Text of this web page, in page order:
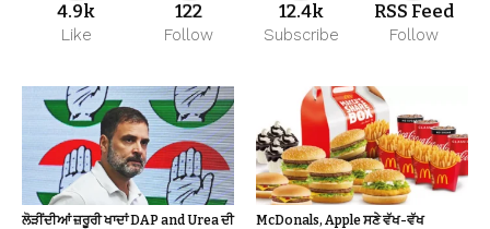
4.9k
Like
122
Follow
12.4k
Subscribe
RSS Feed
Follow
ਲੋੜੀਂਦੀਆਂ ਜ਼ਰੂਰੀ ਖਾਦਾਂ DAP and Urea ਦੀ
McDonals, Apple ਸਣੇ ਵੱਖ-ਵੱਖ